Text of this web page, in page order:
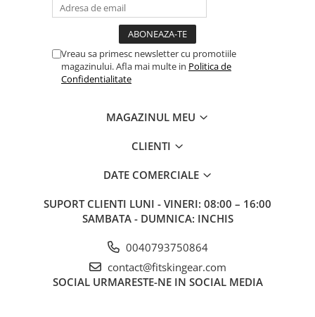
Vreau sa primesc newsletter cu promotiile
magazinului. Afla mai multe in Politica de
Confidentialitate
MAGAZINUL MEU
CLIENTI
DATE COMERCIALE
SUPORT CLIENTI LUNI - VINERI: 08:00 – 16:00
SAMBATA - DUMNICA: INCHIS
0040793750864
contact@fitskingear.com
SOCIAL URMARESTE-NE IN SOCIAL MEDIA